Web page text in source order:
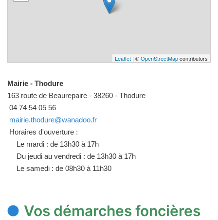
Leaflet | ©OpenStreetMapcontributors
Mairie - Thodure
163 route de Beaurepaire - 38260 - Thodure
04 74 54 05 56
mairie.thodure@wanadoo.fr
Horaires d'ouverture :
Le mardi : de 13h30 à 17h
Du jeudi au vendredi : de 13h30 à 17h
Le samedi : de 08h30 à 11h30
Vos démarches foncières